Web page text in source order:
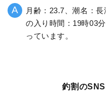
月齢：23.7、潮名：
の入り時間：19時03
っています。
釣割の